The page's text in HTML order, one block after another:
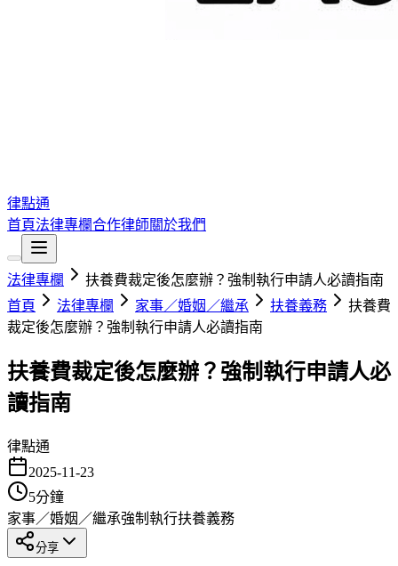
律點通
首頁法律專欄合作律師關於我們
法律專欄
扶養費裁定後怎麼辦？強制執行申請人必讀指南
首頁
法律專欄 家事／婚姻／繼承 扶養義務
扶養費
裁定後怎麼辦？強制執行申請人必讀指南
扶養費裁定後怎麼辦？強制執行申請人必
讀指南
律點通
2025-11-23
5分鐘
家事／婚姻／繼承強制執行扶養義務
分享